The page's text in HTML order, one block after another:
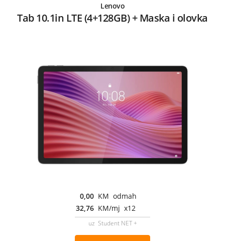
Lenovo
Tab 10.1in LTE (4+128GB) + Maska i olovka
0,00 KM odmah
32,76 KM/mj x12
uz Student NET +